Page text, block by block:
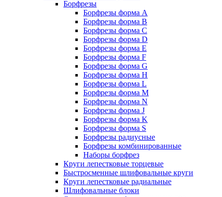
Борфрезы
Борфрезы форма A
Борфрезы форма B
Борфрезы форма C
Борфрезы форма D
Борфрезы форма E
Борфрезы форма F
Борфрезы форма G
Борфрезы форма H
Борфрезы форма L
Борфрезы форма M
Борфрезы форма N
Борфрезы форма J
Борфрезы форма K
Борфрезы форма S
Борфрезы радиусные
Борфрезы комбинированные
Наборы борфрез
Круги лепестковые торцевые
Быстросменные шлифовальные круги
Круги лепестковые радиальные
Шлифовальные блоки